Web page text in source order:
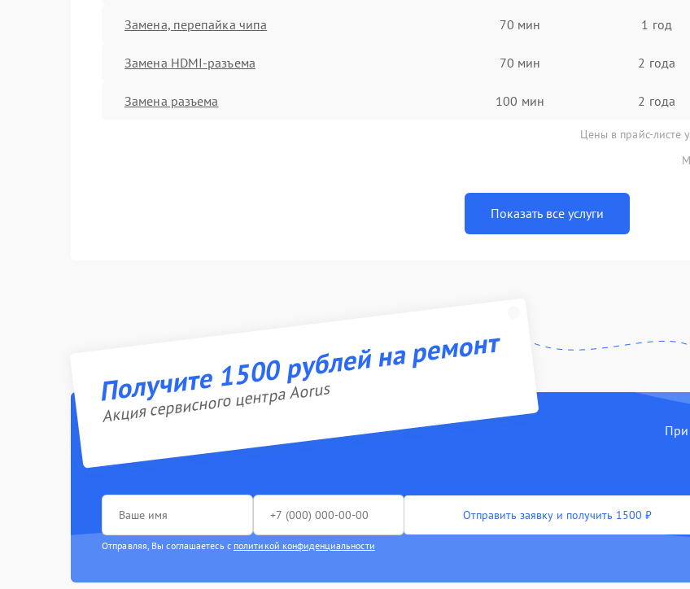
Замена, перепайка чипа 70 мин 1 год
Замена HDMI-разъема 70 мин 2 года
Замена разъема 100 мин 2 года
Цены в прайс-листе
Показать все услуги
Получите 1500 рублей на ремонт
Акция сервисного центра Aorus
При
Отправить заявку и получить 1500 ₽
Отправляя, Вы соглашаетесь с политикой конфиденциальности